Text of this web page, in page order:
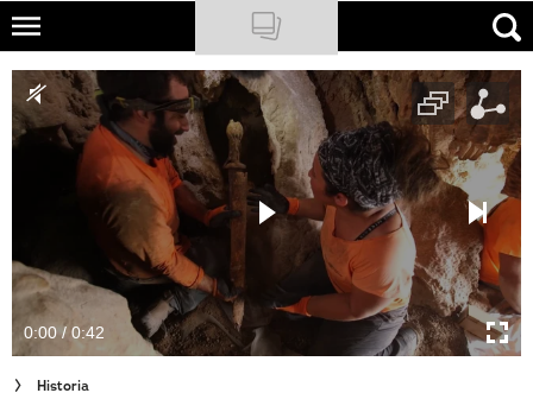
Skip
main
content
NATIONAL GEOGRAPHIC
TRAVELER
PODCASTY
Newsletter
Cuda Polski
Wielki Konkurs Fotograficzny
0:00 / 0:42
Historia